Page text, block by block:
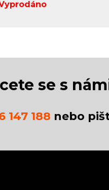
se s
147 188 nebo